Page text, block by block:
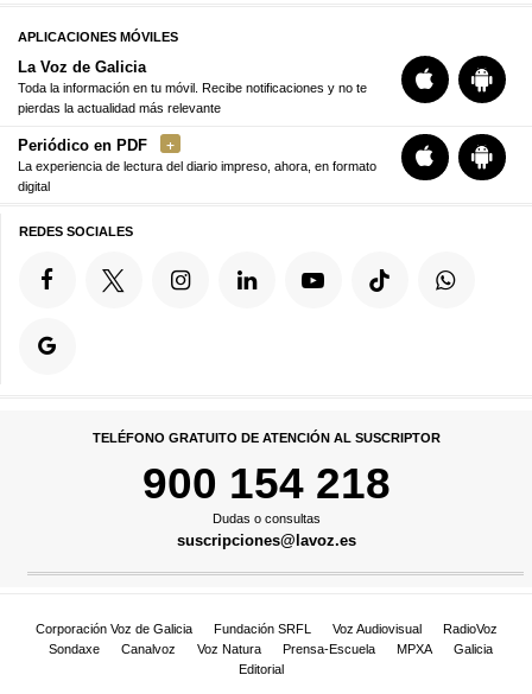
APLICACIONES MÓVILES
La Voz de Galicia
Toda la información en tu móvil. Recibe notificaciones y no te
pierdas la actualidad más relevante
Periódico en PDF
La experiencia de lectura del diario impreso, ahora, en formato
digital
REDES SOCIALES
TELÉFONO GRATUITO DE ATENCIÓN AL SUSCRIPTOR
900 154 218
Dudas o consultas
suscripciones@lavoz.es
Corporación Voz de Galicia Fundación SRFL Voz Audiovisual
RadioVoz
Sondaxe
Canalvoz Voz Natura Prensa-Escuela MPXA
Galicia
Editorial